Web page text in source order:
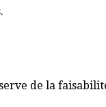
de la